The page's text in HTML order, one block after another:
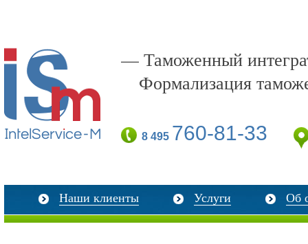
— Таможенный
Формализация
8 495 760-81-33
Наши клиенты Услуги Об